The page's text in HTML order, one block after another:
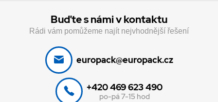
Buďte s námi v kontaktu
Rádi vám pomůžeme najít nejvhodnější řešení
europack@europack.cz
+420 469 623 490
po-pá 7-15 hod